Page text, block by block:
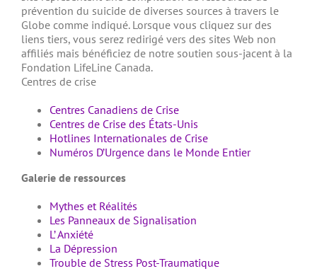
prévention du suicide de diverses sources à travers le
Globe comme indiqué. Lorsque vous cliquez sur des
liens tiers, vous serez redirigé vers des sites Web non
affiliés mais bénéficiez de notre soutien sous-jacent à la
Fondation LifeLine Canada.
Centres de crise
Centres Canadiens de Crise
Centres de Crise des États-Unis
Hotlines Internationales de Crise
Numéros D’Urgence dans le Monde Entier
Galerie de ressources
Mythes et Réalités
Les Panneaux de Signalisation
L’ Anxiété
La Dépression
Trouble de Stress Post-Traumatique